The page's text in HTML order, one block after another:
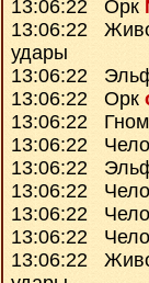
13:06:22 Орк
13:06:22
удары
13:06:22
13:06:22 Орк
13:06:22 Гном
13:06:22
13:06:22
13:06:22
13:06:22
13:06:22
13:06:22